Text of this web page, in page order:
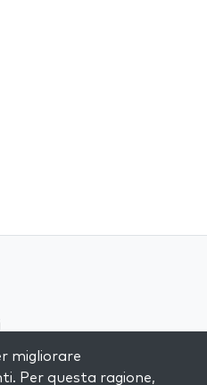
migliorare
Per questa ragione,